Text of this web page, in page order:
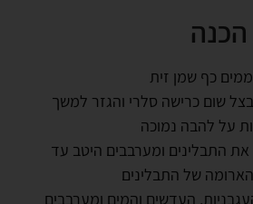
כף שמן זית
שום כרישה סלרי והגזר למשך
את התבלינים ומערבבים היטב עד
של התבלינים
העדשים והמים ומערבבים